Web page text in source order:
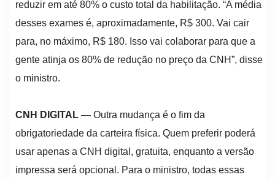
reduzir em até 80% o custo total da habilitação. “A média
desses exames é, aproximadamente, R$ 300. Vai cair
para, no máximo, R$ 180. Isso vai colaborar para que a
gente atinja os 80% de redução no preço da CNH”, disse
o ministro.
CNH DIGITAL — Outra mudança é o fim da
obrigatoriedade da carteira física. Quem preferir poderá
usar apenas a CNH digital, gratuita, enquanto a versão
impressa será opcional. Para o ministro, todas essas